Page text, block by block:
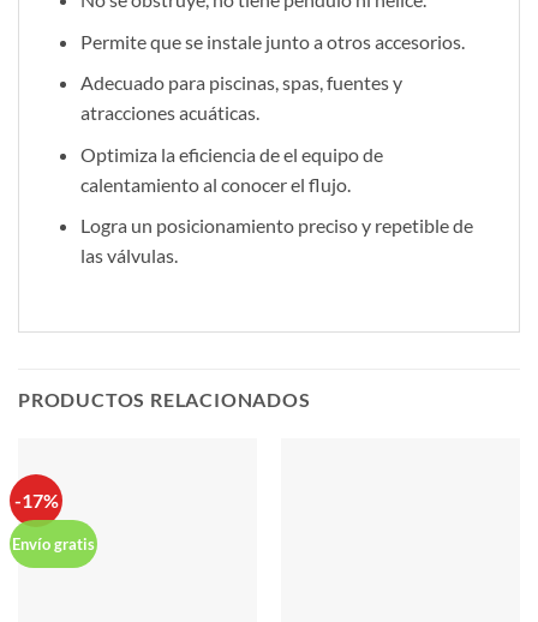
Permite que se instale junto a otros accesorios.
Adecuado para piscinas, spas, fuentes y
atracciones acuáticas.
Optimiza la eficiencia de el equipo de
calentamiento al conocer el flujo.
Logra un posicionamiento preciso y repetible de
las válvulas.
PRODUCTOS RELACIONADOS
-17%
Envío gratis